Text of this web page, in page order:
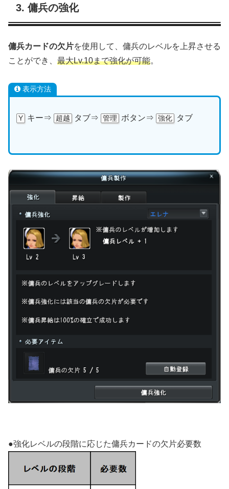
3. 傭兵の強化
傭兵カードの欠片を使用して、傭兵のレベルを上昇させる
ことができ、 最大Lv.10まで強化が可能。
表示方法
Y キー⇒ 超越 タブ⇒ 管理 ボタン⇒ 強化 タブ
●強化レベルの段階に応じた傭兵カードの欠片必要数